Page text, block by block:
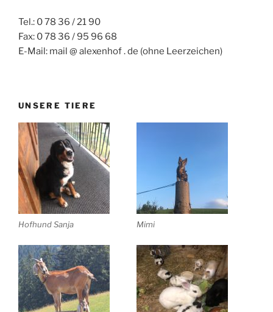
Tel.: 0 78 36 / 21 90
Fax: 0 78 36 / 95 96 68
E-Mail: mail @ alexenhof . de (ohne Leerzeichen)
UNSERE TIERE
Hofhund Sanja Mimi